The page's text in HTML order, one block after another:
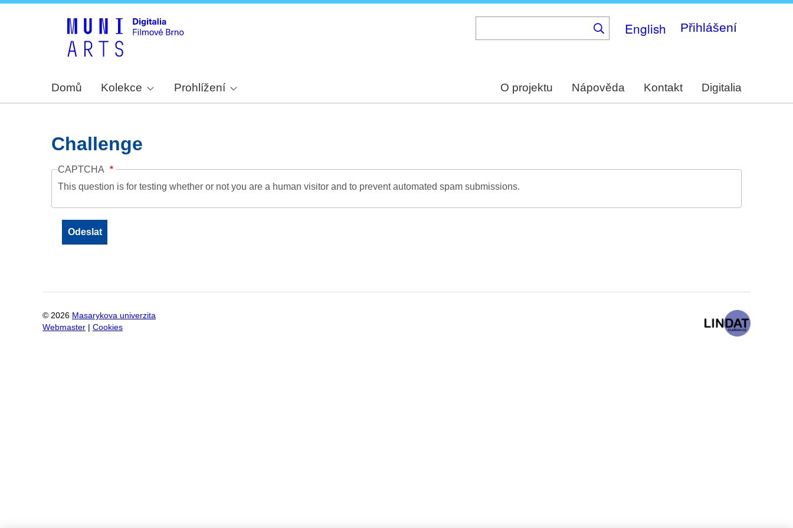
English Přihlášení
Domů Kolekce Prohlížení O projektu Nápověda Kontakt Digitalia
Challenge
CAPTCHA
This question is for testing whether or not you are a human visitor and to prevent automated spam submissions.
© 2026 Masarykova univerzita
Webmaster
Cookies